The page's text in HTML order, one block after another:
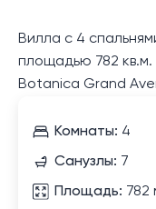
Вилла с 4
площадью 782 кв.м.
Botanica Grand
Комнаты: 4
Санузлы: 7
Площадь: 782